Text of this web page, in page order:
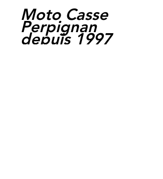
Moto Casse
Perpignan
depuis 1997